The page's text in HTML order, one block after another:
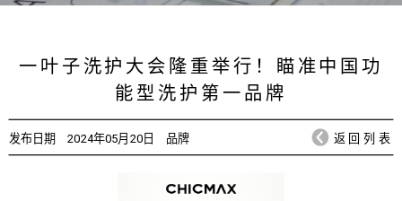
一叶子洗护大会隆重举行！瞄准中国功
能型洗护第一品牌
发布日期 2024年05月20日 品牌 返回列表